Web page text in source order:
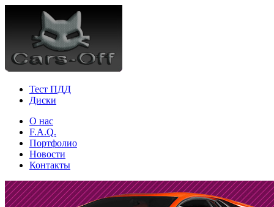
Тест ПДД
Диски
О нас
F.A.Q.
Портфолио
Новости
Контакты